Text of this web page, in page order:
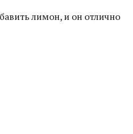
лимон, и он отлично